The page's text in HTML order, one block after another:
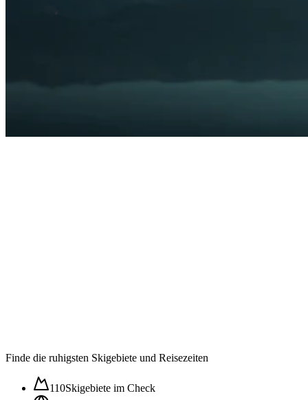
Finde die ruhigsten Skigebiete und Reisezeiten
110Skigebiete im Check